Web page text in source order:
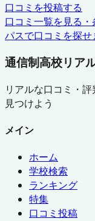
口コミを投稿する
口コミ一覧を見る
パスで口コミを探せ
通信制高校リア
リアルな口コミ・
見つけよう
メイン
ホーム
学校検索
ランキング
特集
口コミ投稿